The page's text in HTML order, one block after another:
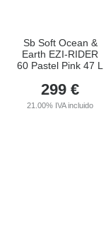
Sb Soft Ocean &
Earth EZI-RIDER
60 Pastel Pink 47 L
299 €
21.00% IVA incluido